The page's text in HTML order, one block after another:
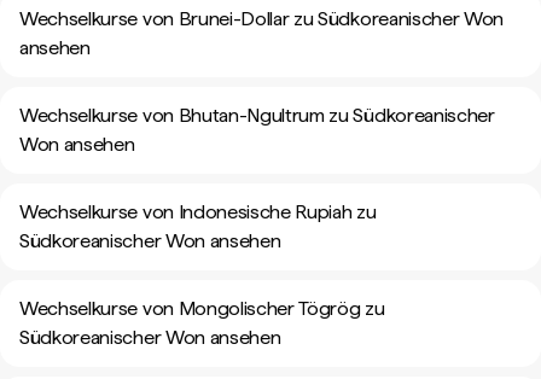
Wechselkurse von Brunei-Dollar zu Südkoreanischer Won
ansehen
Wechselkurse von Bhutan-Ngultrum zu Südkoreanischer
Won ansehen
Wechselkurse von Indonesische Rupiah zu
Südkoreanischer Won ansehen
Wechselkurse von Mongolischer Tögrög zu
Südkoreanischer Won ansehen